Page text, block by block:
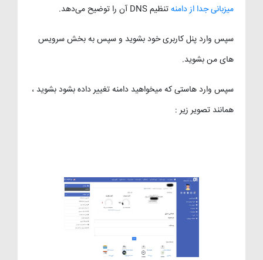
میزبانی جدا از دامنهتنظیم DNS آن را توضیح می‌دهد.
سپس وارد پنل کاربری خود بشوید و سپس به بخش سرویس
های من بشوید.
سپس وارد هاستی که میخواهید دامنه تغییر داده بشود بشوید ،
همانند تصویر زیر :